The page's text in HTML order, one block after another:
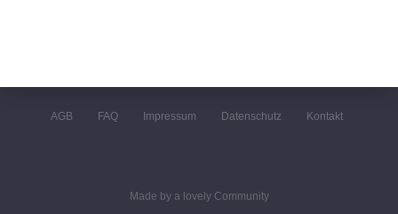
AGB FAQ Impressum Datenschutz Kontakt
Made by a lovely Community